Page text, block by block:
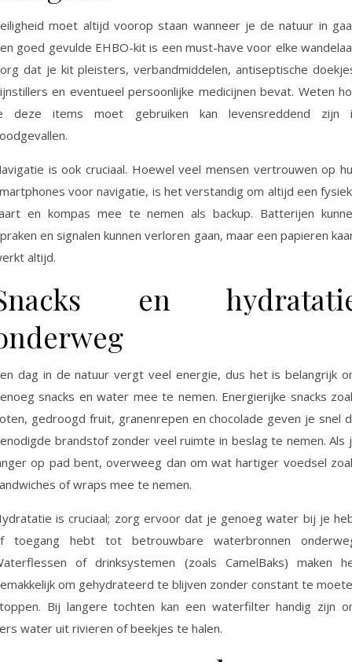
moet altijd voorop staan wanneer je de natuur in
goed gevulde EHBO-kit is een must-have voor elke
dat je kit pleisters, verbandmiddelen, antiseptische
en eventueel persoonlijke medicijnen bevat. Weten
deze items moet gebruiken kan levensreddend zijn
is ook cruciaal. Hoewel veel mensen vertrouwen op
voor navigatie, is het verstandig om altijd een
en kompas mee te nemen als backup. Batterijen
en signalen kunnen verloren gaan, maar een papieren
altijd.
en
dag in de natuur vergt veel energie, dus het is belangrijk
snacks en water mee te nemen. Energierijke snacks
gedroogd fruit, granenrepen en chocolade geven je snel
brandstof zonder veel ruimte in beslag te nemen. Als
op pad bent, overweeg dan om wat hartiger voedsel
of wraps mee te nemen.
is cruciaal; zorg ervoor dat je genoeg water bij je
toegang hebt tot betrouwbare waterbronnen
of drinksystemen (zoals CamelBaks) maken
om gehydrateerd te blijven zonder constant te
Bij langere tochten kan een waterfilter handig zijn
water uit rivieren of beekjes te halen.